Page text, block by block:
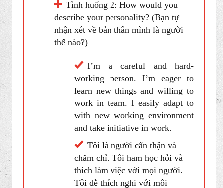
enjoy being around different
types of people and I like to
always challenge myself to
improve at everything I do
Tôi là người dễ hợp tác làm
việc tốt với tất cả mọi người.
Tôi thích giao thiệp với nhiều
loại người khác nhau và tôi luôn
luôn thử thách bản thân mình để
cải thiện mọi việc tôi làm.
Tình huống 2: How would you
describe your personality? (Bạn tự